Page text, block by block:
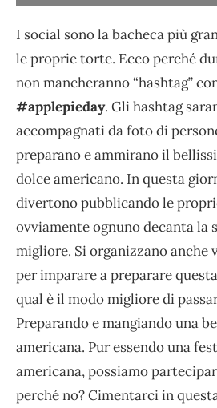
I social sono la bacheca più
le proprie torte. Ecco perché
non mancheranno “hashtag”
#applepieday. Gli hashtag
accompagnati da foto di
preparano e ammirano il
dolce americano. In questa
divertono pubblicando le
ovviamente ognuno decanta la
migliore. Si organizzano anche
per imparare a preparare
qual è il modo migliore di
Preparando e mangiando una
americana. Pur essendo una
americana, possiamo
perché no? Cimentarci in